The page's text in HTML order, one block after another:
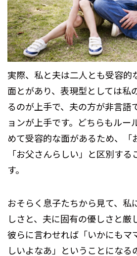
実際、私と夫は二人とも受容的
面とがあり、表現型としては私
るのが上手で、夫の方が非言語
ョンが上手です。どちらもルー
めて受容的な面があるため、「
「お父さんらしい」と区別す
す。
おそらく息子たちから見て、私
しさと、夫に固有の優しさと厳
彼らに言わせれば「いかにもマ
しいよなあ」ということになる